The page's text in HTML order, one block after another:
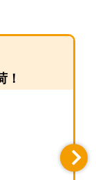
！